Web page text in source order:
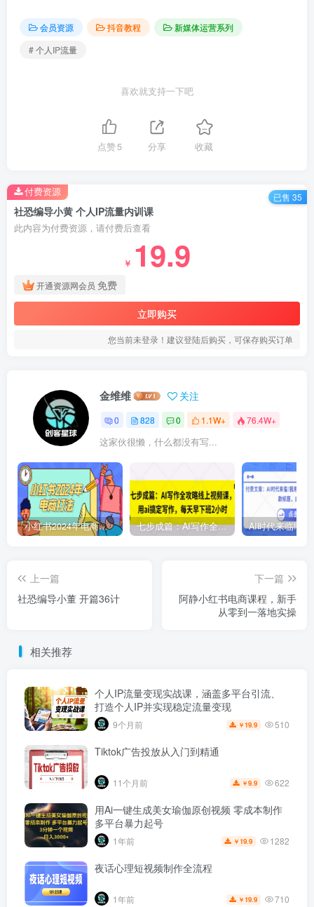
会员资源 抖音教程
新媒体运营系列
# 个人IP流量
喜欢就支持一下吧
点赞5 分享 收藏
社恐编导小黄 个人IP流量内训课
此内容为付费资源，请付费后查看
￥ 19.9
开通资源网会员 免费
立即购买
您当前未登录！建议登陆后购买，可保存购买订单
付费资源 已售 35
金维维 关注
0 828 0 1.1W+ 76.4W+
这家伙很懒，什么都没有写...
小红书2024年电商打法，手把手教你如何打爆小红书店铺 七步成篇：AI写作全攻略线上视频课，用ai搞定写作，每天早下班2小时
上一篇
社恐编导小董 开篇36计
下一篇
阿静小红书电商课程，新手
从零到一落地实操
相关推荐
个人IP流量变现实战课，涵盖多平台引流、
打造个人IP并实现稳定流量变现
9个月前 ￥ 19.9 510
Tiktok广告投放从入门到精通
11个月前 ￥9.9 622
用Ai一键生成美女瑜伽原创视频 零成本制作
多平台暴力起号
1年前 ￥ 19.9 1282
夜话心理短视频制作全流程
1年前 ￥ 19.9 710